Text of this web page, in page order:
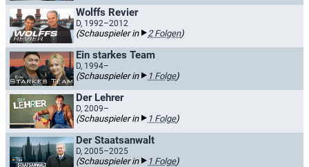
Wolffs Revier
D, 1992–2012
(Schauspieler in 2 Folgen)
Ein starkes Team
D, 1994–
(Schauspieler in 1 Folge)
Der Lehrer
D, 2009–
(Schauspieler in 1 Folge)
Der Staatsanwalt
D, 2005–2025
(Schauspieler in 1 Folge)